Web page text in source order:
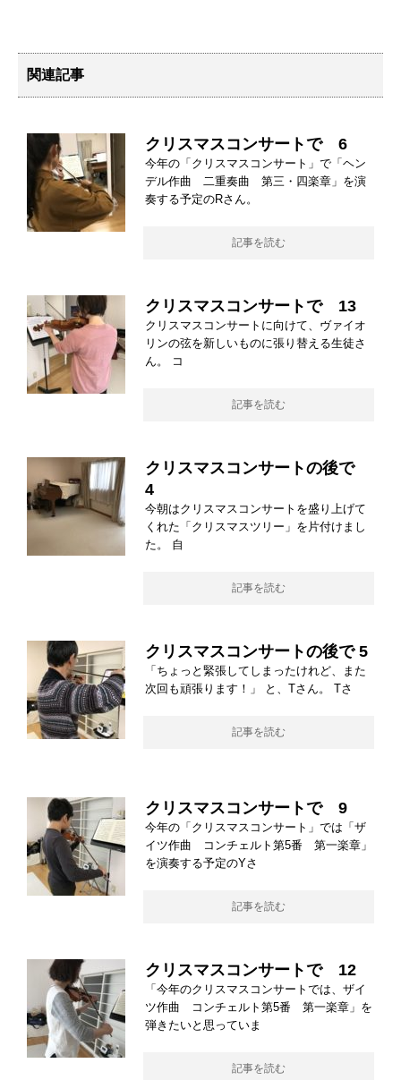
関連記事
クリスマスコンサートで 6
今年の「クリスマスコンサート」で「ヘン
デル作曲 二重奏曲 第三・四楽章」を演
奏する予定のRさん。
記事を読む
クリスマスコンサートで 13
クリスマスコンサートに向けて、ヴァイオ
リンの弦を新しいものに張り替える生徒さ
ん。 コ
記事を読む
クリスマスコンサートの後で
4
今朝はクリスマスコンサートを盛り上げて
くれた「クリスマスツリー」を片付けまし
た。 自
記事を読む
クリスマスコンサートの後で 5
「ちょっと緊張してしまったけれど、また
次回も頑張ります！」 と、Tさん。 Tさ
記事を読む
クリスマスコンサートで 9
今年の「クリスマスコンサート」では「ザ
イツ作曲 コンチェルト第5番 第一楽章」
を演奏する予定のYさ
記事を読む
クリスマスコンサートで 12
「今年のクリスマスコンサートでは、ザイ
ツ作曲 コンチェルト第5番 第一楽章」を
弾きたいと思っていま
記事を読む